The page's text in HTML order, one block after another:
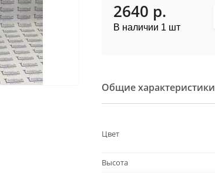
2640 р.
В наличии 1 шт
Общие характеристики
Цвет
Высота